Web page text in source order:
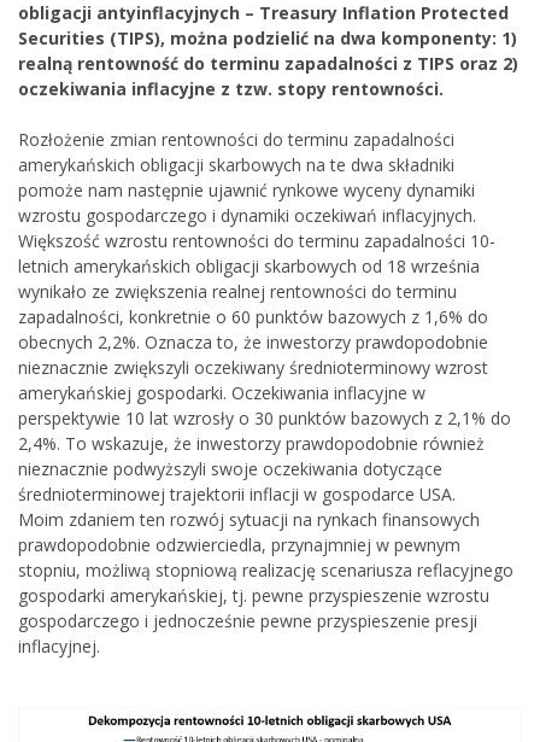
obligacji antyinflacyjnych – Treasury Inflation Protected
Securities (TIPS), można podzielić na dwa komponenty: 1)
realną rentowność do terminu zapadalności z TIPS oraz 2)
oczekiwania inflacyjne z tzw. stopy rentowności.
Rozłożenie zmian rentowności do terminu zapadalności
amerykańskich obligacji skarbowych na te dwa składniki
pomoże nam następnie ujawnić rynkowe wyceny dynamiki
wzrostu gospodarczego i dynamiki oczekiwań inflacyjnych.
Większość wzrostu rentowności do terminu zapadalności 10-
letnich amerykańskich obligacji skarbowych od 18 września
wynikało ze zwiększenia realnej rentowności do terminu
zapadalności, konkretnie o 60 punktów bazowych z 1,6% do
obecnych 2,2%. Oznacza to, że inwestorzy prawdopodobnie
nieznacznie zwiększyli oczekiwany średnioterminowy wzrost
amerykańskiej gospodarki. Oczekiwania inflacyjne w
perspektywie 10 lat wzrosły o 30 punktów bazowych z 2,1% do
2,4%. To wskazuje, że inwestorzy prawdopodobnie również
nieznacznie podwyższyli swoje oczekiwania dotyczące
średnioterminowej trajektorii inflacji w gospodarce USA.
Moim zdaniem ten rozwój sytuacji na rynkach finansowych
prawdopodobnie odzwierciedla, przynajmniej w pewnym
stopniu, możliwą stopniową realizację scenariusza reflacyjnego
gospodarki amerykańskiej, tj. pewne przyspieszenie wzrostu
gospodarczego i jednocześnie pewne przyspieszenie presji
inflacyjnej.